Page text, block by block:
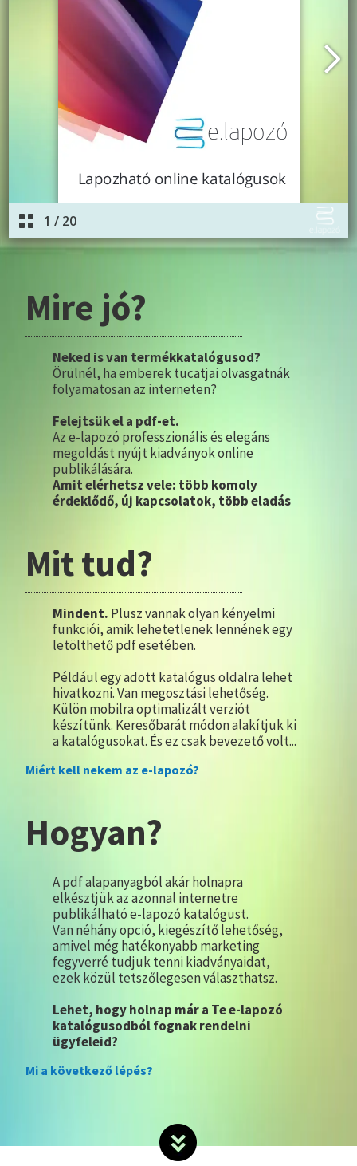
Mire jó?
Neked is van termékkatalógusod?
Örülnél, ha emberek tucatjai olvasgatnák
folyamatosan az interneten?
Felejtsük el a pdf-et.
Az e-lapozó professzionális és elegáns
megoldást nyújt kiadványok online
publikálására.
Amit elérhetsz vele: több komoly
érdeklődő, új kapcsolatok, több eladás
Mit tud?
Mindent. Plusz vannak olyan kényelmi
funkciói, amik lehetetlenek lennének egy
letölthető pdf esetében.
Például egy adott katalógus oldalra lehet
hivatkozni. Van megosztási lehetőség.
Külön mobilra optimalizált verziót
készítünk. Keresőbarát módon alakítjuk ki
a katalógusokat. És ez csak bevezető volt...
Miért kell nekem az e-lapozó?
Hogyan?
A pdf alapanyagból akár holnapra
elkésztjük az azonnal internetre
publikálható e-lapozó katalógust.
Van néhány opció, kiegészítő lehetőség,
amivel még hatékonyabb marketing
fegyverré tudjuk tenni kiadványaidat,
ezek közül tetszőlegesen választhatsz.
Lehet, hogy holnap már a Te e-lapozó
katalógusodból fognak rendelni
ügyfeleid?
Mi a következő lépés?